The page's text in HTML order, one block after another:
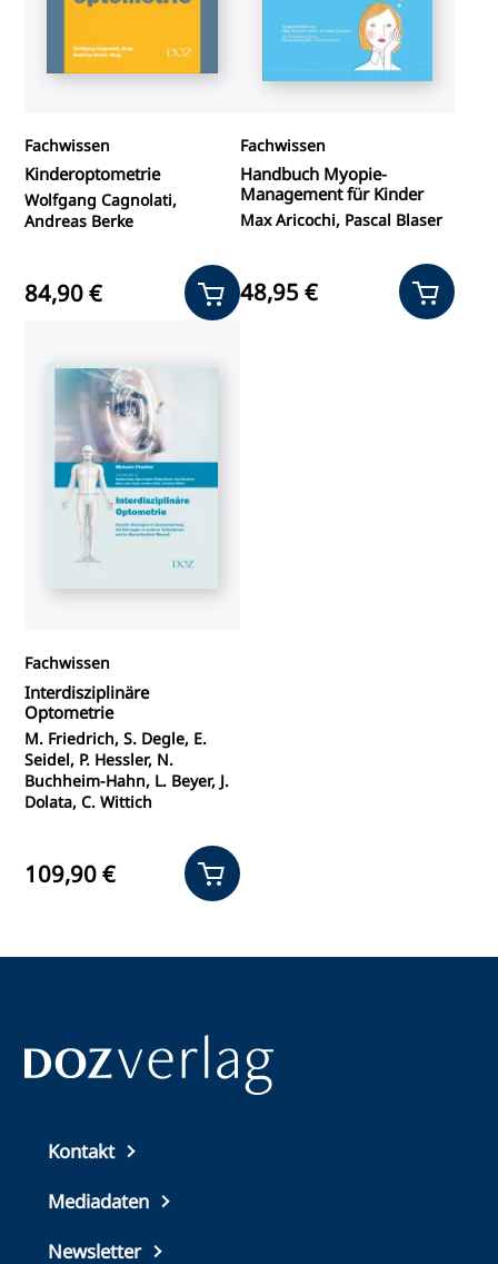
Fachwissen
Kinderoptometrie
Wolfgang Cagnolati,
Andreas Berke
84,90 €
Fachwissen
Handbuch Myopie-
Management für Kinder
Max Aricochi, Pascal Blaser
48,95 €
Fachwissen
Interdisziplinäre
Optometrie
M. Friedrich, S. Degle, E.
Seidel, P. Hessler, N.
Buchheim-Hahn, L. Beyer, J.
Dolata, C. Wittich
109,90 €
Top
footer
Kontakt
Mediadaten
Newsletter